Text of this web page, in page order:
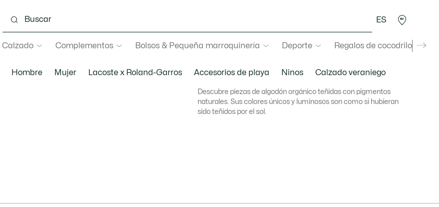
Calzado Complementos Bolsos & Pequeña marroquinería Deporte Regalos de cocodrilo
ES
Hombre Mujer Lacoste x Roland-Garros Accesorios de playa Ninos Calzado veraniego
Descubre piezas de algodón orgánico teñidas con pigmentos
naturales. Sus colores únicos y luminosos son como si hubieran
sido teñidos por el sol.